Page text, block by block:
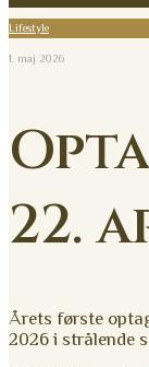
Lifestyle
1. maj 2026
22.
Årets første
2026 i strålende